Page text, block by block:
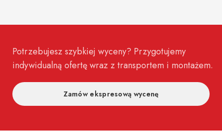
Potrzebujesz szybkiej wyceny? Przygotujemy
indywidualną ofertę wraz z transportem i montażem.
Zamów ekspresową wycenę